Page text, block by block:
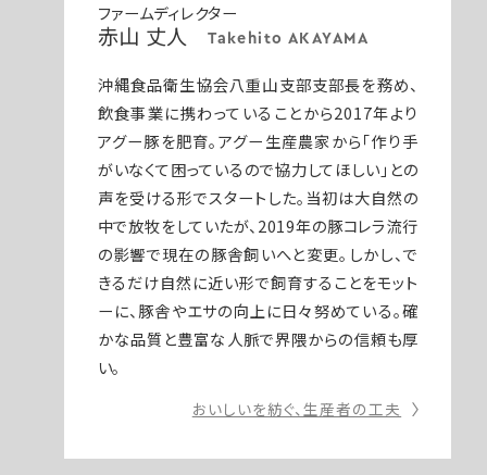
ファームディレクター
赤山 丈人 Takehito AKAYAMA
沖縄食品衛生協会八重山支部支部長を務め、
飲食事業に携わっていることから2017年より
アグー豚を肥育。アグー生産農家から「作り手
がいなくて困っているので協力してほしい」との
声を受ける形でスタートした。当初は大自然の
中で放牧をしていたが、2019年の豚コレラ流行
の影響で現在の豚舎飼いへと変更。しかし、で
きるだけ自然に近い形で飼育することをモット
ーに、豚舎やエサの向上に日々努めている。確
かな品質と豊富な人脈で界隈からの信頼も厚
い。
おいしいを紡ぐ、生産者の工夫